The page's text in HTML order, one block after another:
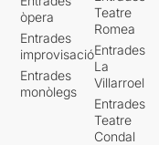
òpera
Entrades
improvisació
Entrades
monòlegs
Teatre
Romea
Entrades
La
Villarroel
Entrades
Teatre
Condal